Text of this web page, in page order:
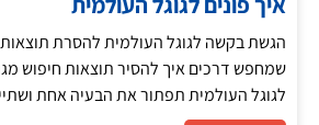
הגשת בקשה לגוגל העולמית להסרת תוצאות
שמחפש דרכים איך להסיר תוצאות חיפוש
לגוגל העולמית תפתור את הבעיה אחת